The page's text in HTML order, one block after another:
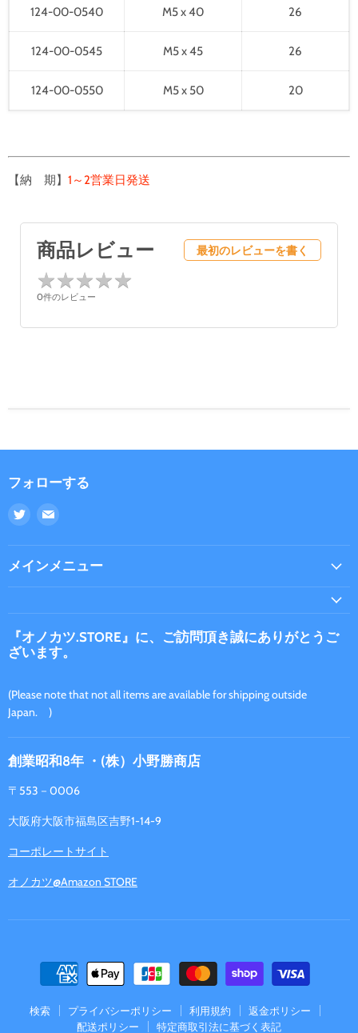
124-00-0540 M5 x 40 26
124-00-0545 M5 x 45 26
124-00-0550 M5 x 50 20
【納 期】 1～2営業日発送
商品レビュー 最初のレビューを書く
★★★★★
★★★★★
0件のレビュー
フォローする
Twitter
見
つ
く
だ
さ
E
ー
ル
つ
け
て
メインメニュー
『オノカツ.STORE』に、ご訪問頂き誠にありがとうご
ざいます。
(Please note that not all items are available for shipping outside
Japan. )
創業昭和8年 ・(株）小野勝商店
〒553－0006
大阪府大阪市福島区吉野1-14-9
コーポレートサイト
オノカツ@Amazon STORE
検索 プライバシーポリシー 利用規約
返金ポリシー
配送ポリシー
特定商取引法に基づく表記